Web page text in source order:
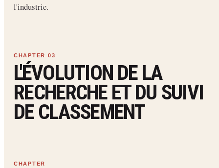
l'industrie.
L'ÉVOLUTION DE LA
RECHERCHE ET DU SUIVI
DE CLASSEMENT